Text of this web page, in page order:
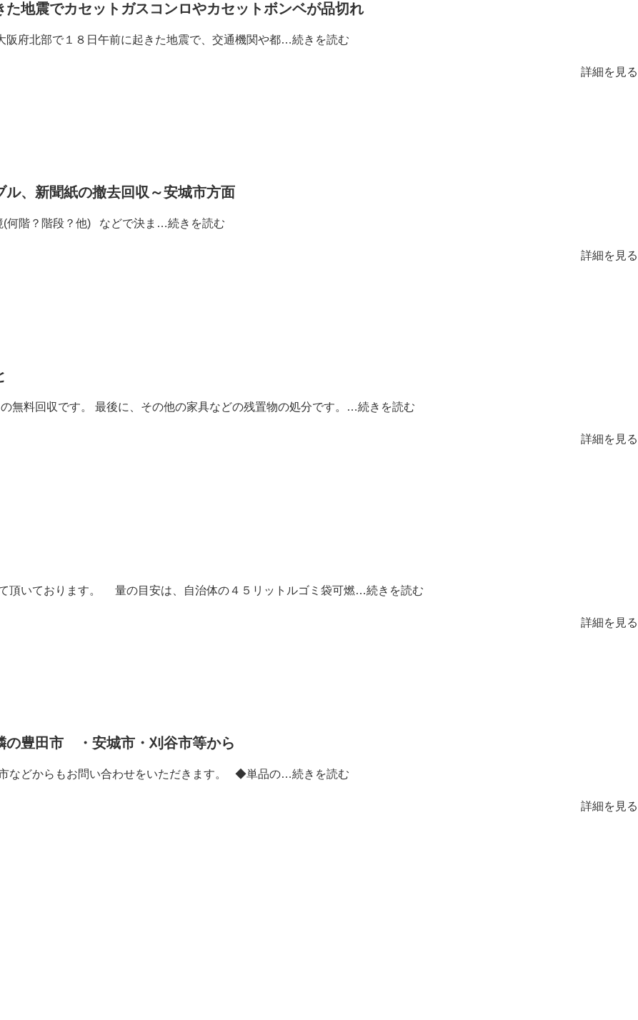
地震でカセットガスコンロやカセットボンベが品切れ
府北部で１８日午前に起きた地震で、交通機関や都…続きを読む
詳細を見る
、新聞紙の撤去回収～安城市方面
階？階段？他) などで決ま…続きを読む
詳細を見る
無料回収です。 最後に、その他の家具などの残置物の処分です。…続きを読む
詳細を見る
頂いております。 量の目安は、自治体の４５リットルゴミ袋可燃…続きを読む
詳細を見る
の豊田市 ・安城市・刈谷市等から
などからもお問い合わせをいただきます。 ◆単品の…続きを読む
詳細を見る